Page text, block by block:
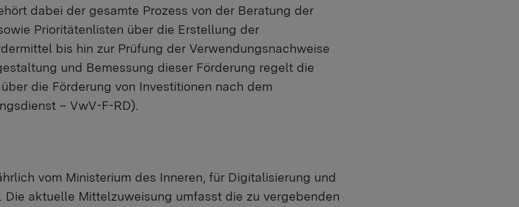
dabei der gesamte Prozess von der Beratung der
Prioritätenlisten über die Erstellung der
bis hin zur Prüfung der Verwendungsnachweise
und Bemessung dieser Förderung regelt die
die Förderung von Investitionen nach dem
– VwV-F-RD).
vom Ministerium des Inneren, für Digitalisierung und
aktuelle Mittelzuweisung umfasst die zu vergebenden